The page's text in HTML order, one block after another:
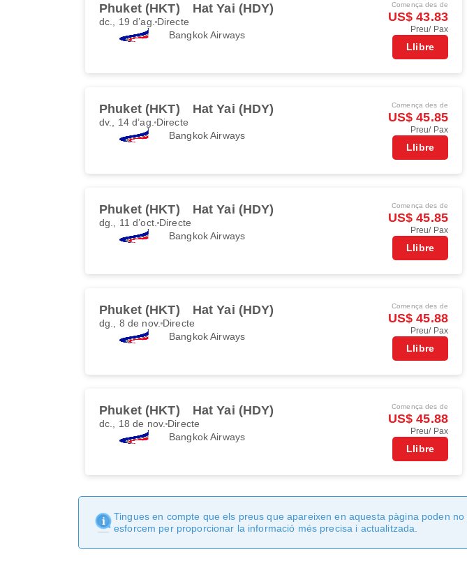
Phuket (HKT) Hat Yai (HDY)
dc., 19 d’ag. Directe
Bangkok Airways
Comença des de
US$ 43.83
Preu/ Pax
Llibre
Phuket (HKT) Hat Yai (HDY)
dv., 14 d’ag. Directe
Bangkok Airways
Comença des de
US$ 45.85
Preu/ Pax
Llibre
Phuket (HKT) Hat Yai (HDY)
dg., 11 d’oct. Directe
Bangkok Airways
Comença des de
US$ 45.85
Preu/ Pax
Llibre
Phuket (HKT) Hat Yai (HDY)
dg., 8 de nov. Directe
Bangkok Airways
Comença des de
US$ 45.88
Preu/ Pax
Llibre
Phuket (HKT) Hat Yai (HDY)
dc., 18 de nov. Directe
Bangkok Airways
Comença des de
US$ 45.88
Preu/ Pax
Llibre
Tingues en compte que els preus que apareixen en aquesta pàgina poden
esforcem per proporcionar la informació més precisa i actualitzada.